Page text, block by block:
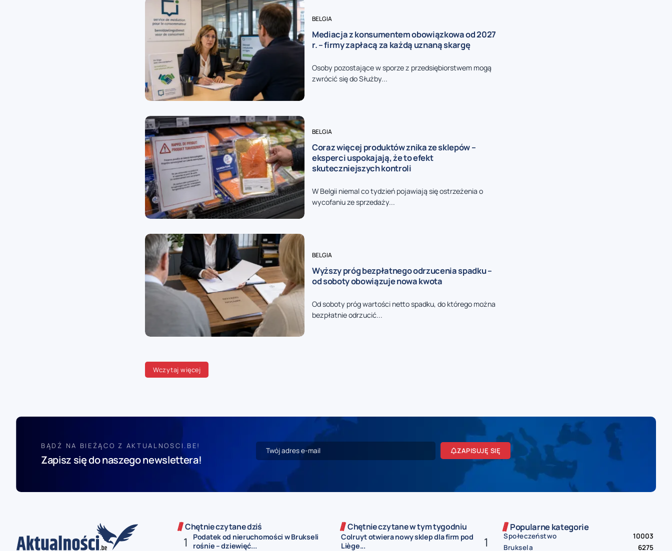
BELGIA
Mediacja z konsumentem obowiązkowa od 2027
r. – firmy zapłacą za każdą uznaną skargę
Osoby pozostające w sporze z przedsiębiorstwem mogą
zwrócić się do Służby...
BELGIA
Coraz więcej produktów znika ze sklepów –
eksperci uspokajają, że to efekt
skuteczniejszych kontroli
W Belgii niemal co tydzień pojawiają się ostrzeżenia o
wycofaniu ze sprzedaży...
BELGIA
Wyższy próg bezpłatnego odrzucenia spadku –
od soboty obowiązuje nowa kwota
Od soboty próg wartości netto spadku, do którego można
bezpłatnie odrzucić...
Wczytaj więcej
BĄDŹ NA BIEŻĄCO Z AKTUALNOSCI.BE!
Zapisz się do naszego newslettera!
ZAPISUJĘ SIĘ
Chętnie czytane dziś
Podatek od nieruchomości w Brukseli
rośnie – dziewięć...
Chętnie czytane w tym tygodniu
Colruyt otwiera nowy sklep dla firm pod
Liège...
Popularne kategorie
Społeczeństwo
10003
Bruksela
6275